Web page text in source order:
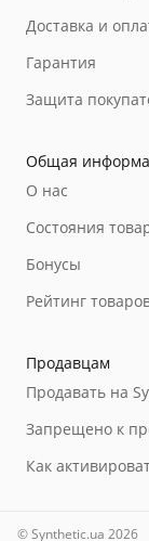
Доставка и
Гарантия
Защита
Общая
О нас
Состояния
Бонусы
Рейтинг
Продавцам
Продавать на
Запрещено к
Как
© Synthetic.ua 2026